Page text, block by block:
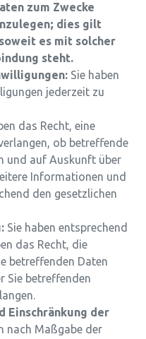
zum Zwecke
dies gilt
es mit solcher
steht.
Sie haben
jederzeit zu
das Recht, eine
ob betreffende
und auf Auskunft über
Informationen und
den gesetzlichen
Sie haben entsprechend
das Recht, die
betreffenden Daten
Sie betreffenden
Einschränkung der
nach Maßgabe der